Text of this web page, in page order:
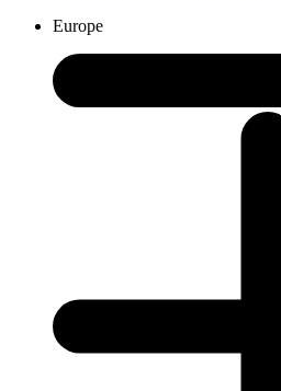
Europe